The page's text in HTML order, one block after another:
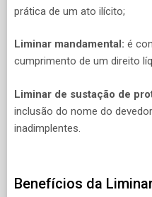
prática de um ato ilícito;
Liminar mandamental: é
cumprimento de um direito
Liminar de sustação de
inclusão do nome do
inadimplentes.
Benefícios da